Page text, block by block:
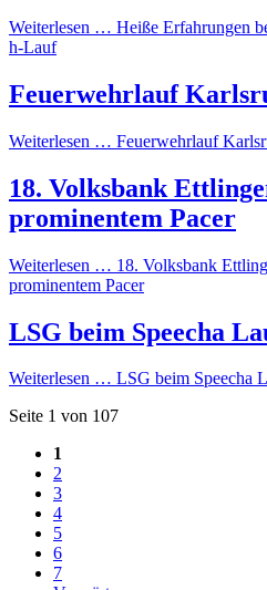
Weiterlesen … Heiße Erfahrungen
h-Lauf
Feuerwehrlauf
Weiterlesen … Feuerwehrlauf
18. Volksbank
prominentem Pacer
Weiterlesen … 18. Volksbank
prominentem Pacer
LSG beim Speecha
Weiterlesen … LSG beim Speecha
Seite 1 von 107
1
2
3
4
5
6
7